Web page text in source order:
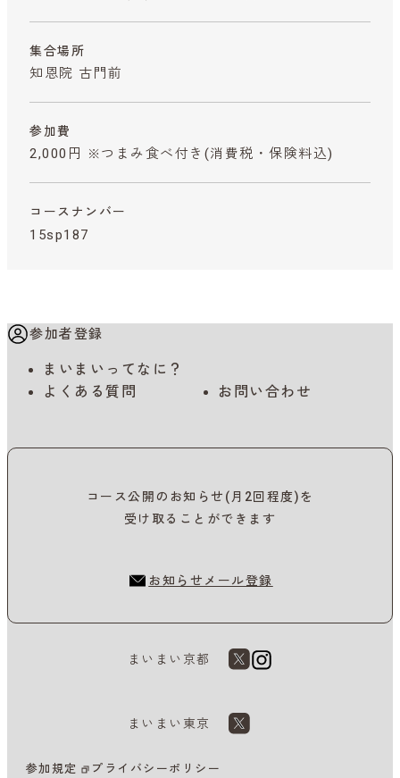
集合場所
知恩院 古門前
参加費
2,000円 ※つまみ食べ付き (消費税・保険料込)
コースナンバー
15sp187
参加者登録
まいまいってなに？
よくある質問
お問い合わせ
コース公開のお知らせ(月2回程度)を
受け取ることができます
お知らせメール登録
まいまい京都
まいまい東京
参加規定 プライバシーポリシー